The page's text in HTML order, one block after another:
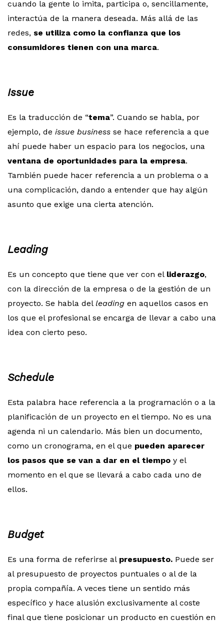
cuando la gente lo imita, participa o, sencillamente,
interactúa de la manera deseada. Más allá de las
redes, se utiliza como la confianza que los
consumidores tienen con una marca.
Issue
Es la traducción de “tema”. Cuando se habla, por
ejemplo, de issue business se hace referencia a que
ahí puede haber un espacio para los negocios, una
ventana de oportunidades para la empresa.
También puede hacer referencia a un problema o a
una complicación, dando a entender que hay algún
asunto que exige una cierta atención.
Leading
Es un concepto que tiene que ver con el liderazgo,
con la dirección de la empresa o de la gestión de un
proyecto. Se habla del leading en aquellos casos en
los que el profesional se encarga de llevar a cabo una
idea con cierto peso.
Schedule
Esta palabra hace referencia a la programación o a la
planificación de un proyecto en el tiempo. No es una
agenda ni un calendario. Más bien un documento,
como un cronograma, en el que pueden aparecer
los pasos que se van a dar en el tiempo y el
momento en el que se llevará a cabo cada uno de
ellos.
Budget
Es una forma de referirse al presupuesto. Puede ser
al presupuesto de proyectos puntuales o al de la
propia compañía. A veces tiene un sentido más
específico y hace alusión exclusivamente al coste
final que tiene posicionar un producto en cuestión en